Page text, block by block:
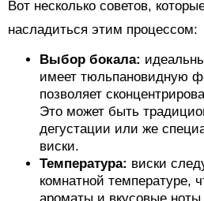
Вот несколько советов,
насладиться этим процессом:
Выбор бокала:
имеет тюльпановидную
позволяет
Это может быть
дегустации или же
виски.
Температура: виски
комнатной температуре,